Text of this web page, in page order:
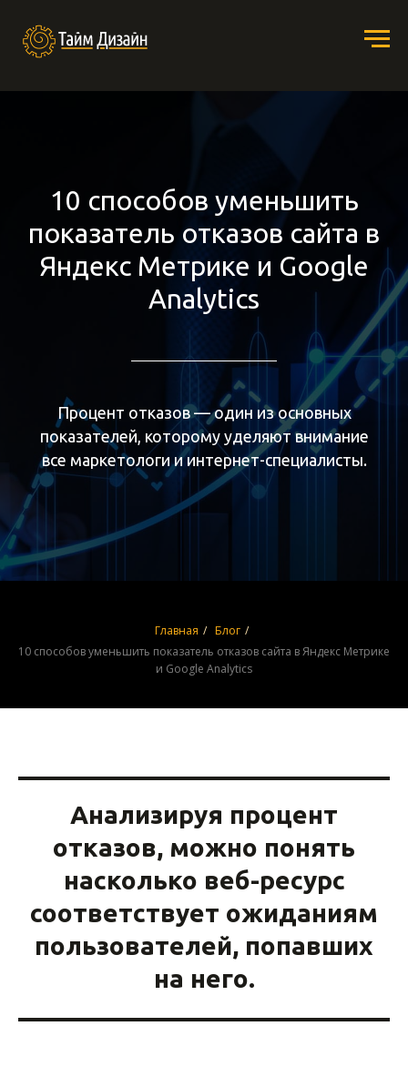
10 способов уменьшить
показатель отказов сайта в
Яндекс Метрике и Google
Analytics
Процент отказов — один из основных
показателей, которому уделяют внимание
все маркетологи и интернет-специалисты.
Главная / Блог /
10 способов уменьшить показатель отказов сайта в Яндекс Метрике
и Google Analytics
Анализируя процент
отказов, можно понять
насколько веб-ресурс
соответствует ожиданиям
пользователей, попавших
на него.